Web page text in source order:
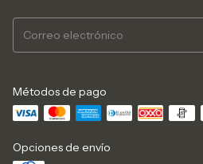
Métodos de pago
Opciones de envío